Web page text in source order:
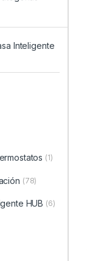
Inteligente
(1)
(78)
HUB (6)